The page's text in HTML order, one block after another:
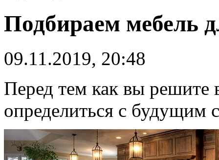
Подбираем мебель
09.11.2019, 20:48
Перед тем как вы решите
определиться с будущим